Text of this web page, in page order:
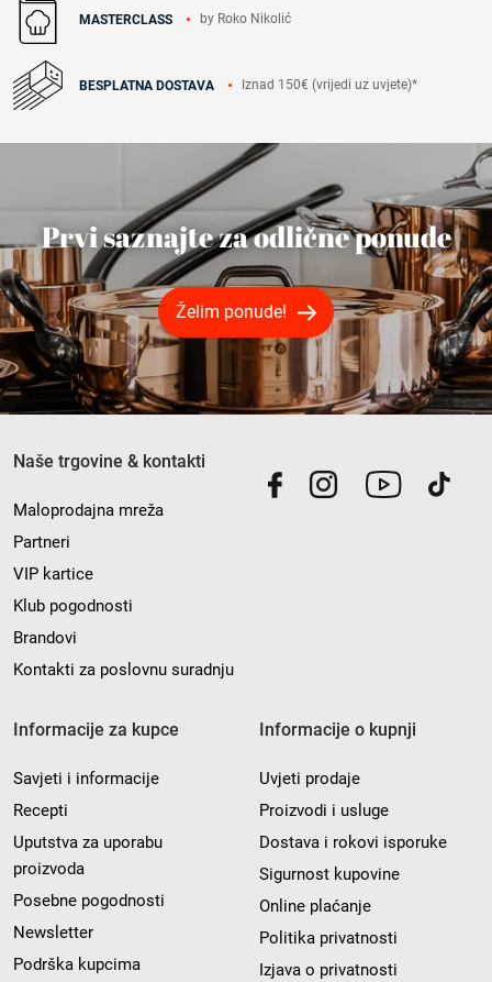
MASTERCLASS by Roko Nikolić
BESPLATNA DOSTAVA Iznad 150€ (vrijedi uz uvjete)*
Prvi saznajte za odlične ponude
Želim ponude!
Naše trgovine & kontakti
Maloprodajna mreža
Partneri
VIP kartice
Klub pogodnosti
Brandovi
Kontakti za poslovnu suradnju
Informacije za kupce
Savjeti i informacije
Recepti
Uputstva za uporabu
proizvoda
Posebne pogodnosti
Newsletter
Podrška kupcima
Informacije o kupnji
Uvjeti prodaje
Proizvodi i usluge
Dostava i rokovi isporuke
Sigurnost kupovine
Online plaćanje
Politika privatnosti
Izjava o privatnosti